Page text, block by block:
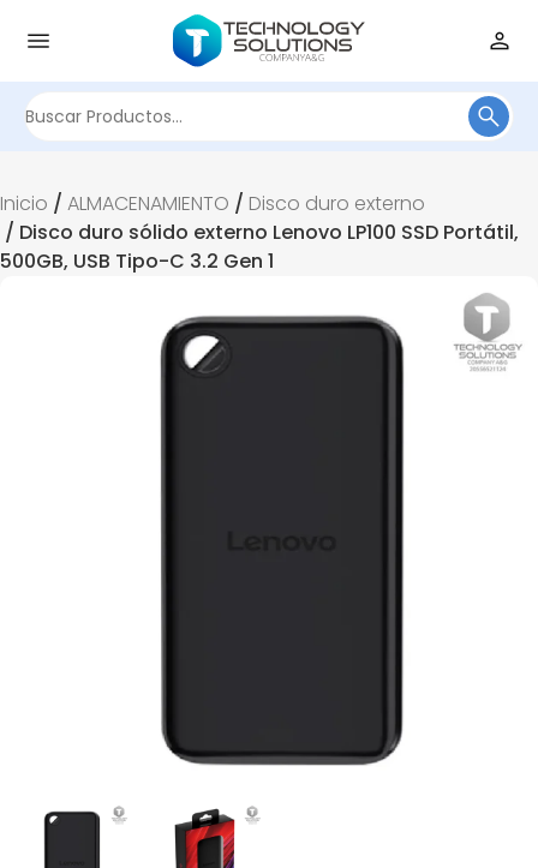
Inicio / ALMACENAMIENTO / Disco duro externo
/ Disco duro sólido externo Lenovo LP100 SSD Portátil,
500GB, USB Tipo-C 3.2 Gen 1